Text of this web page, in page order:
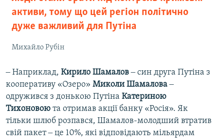
активи, тому що цей регіон політично
дуже важливий для Путіна
Михайло Рубін
‒ Наприклад, Кирило Шамалов‒ син друга Путіна з
кооперативу «Озеро» Миколи Шамалова‒
одружився з донькою Путіна Катериною
Тихоновою та отримав акції банку «Росія». Як
тільки шлюб розпався, Шамалов-молодший втратив
свій пакет ‒ це 10%, які відповідають мільярдам